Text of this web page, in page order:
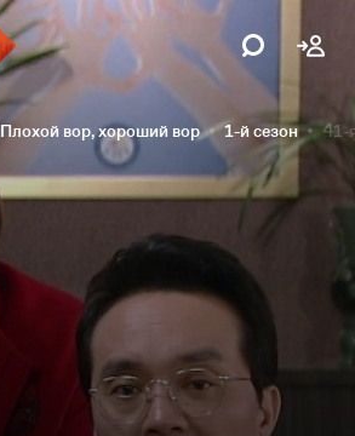
Плохой вор, хороший вор 1-й сезон 41-